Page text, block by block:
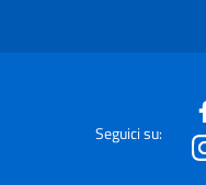
Seguici su: